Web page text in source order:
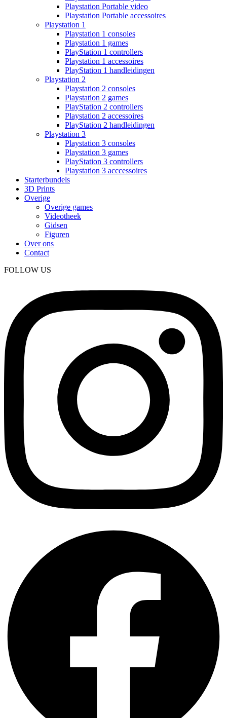
Playstation Portable video
Playstation Portable accessoires
Playstation 1
Playstation 1 consoles
Playstation 1 games
PlayStation 1 controllers
Playstation 1 accessoires
PlayStation 1 handleidingen
Playstation 2
Playstation 2 consoles
Playstation 2 games
PlayStation 2 controllers
Playstation 2 accessoires
PlayStation 2 handleidingen
Playstation 3
Playstation 3 consoles
Playstation 3 games
PlayStation 3 controllers
Playstation 3 acccessoires
Starterbundels
3D Prints
Overige
Overige games
Videotheek
Gidsen
Figuren
Over ons
Contact
FOLLOW US